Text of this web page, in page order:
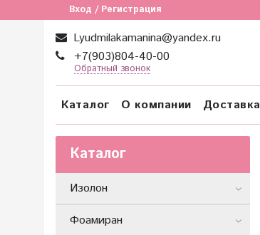
Вход / Регистрация
Lyudmilakamanina@yandex.ru
+7(903)804-40-00
Обратный звонок
Каталог О компании Доставка
Каталог
Изолон
Фоамиран